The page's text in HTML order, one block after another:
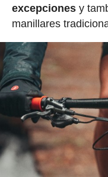
excepcionesy
manillares